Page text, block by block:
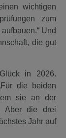
wichtigen
zum
Und
die gut
in 2026.
die beiden
sie an der
Aber die drei
Jahr auf